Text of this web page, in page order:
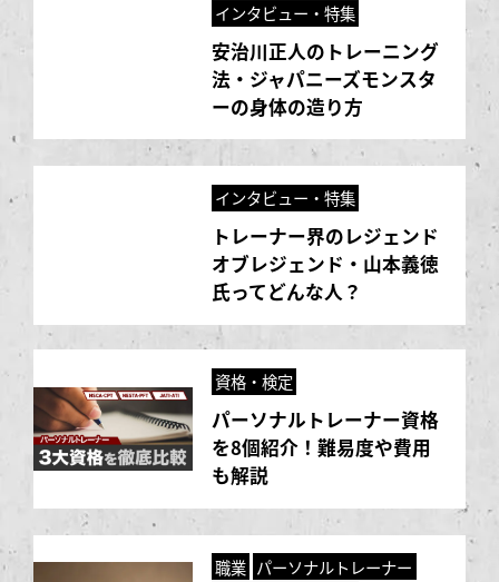
インタビュー・特集
安治川正人のトレーニング
法・ジャパニーズモンスタ
ーの身体の造り方
インタビュー・特集
トレーナー界のレジェンド
オブレジェンド・山本義徳
氏ってどんな人？
資格・検定
パーソナルトレーナー資格
を8個紹介！難易度や費用
も解説
職業 パーソナルトレーナー